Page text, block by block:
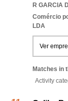
R GARCIA
Comércio
LDA
Ver
Matches in
Activity